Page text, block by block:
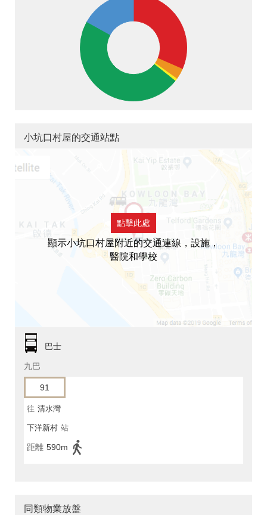
小坑口村屋的交通站點
點擊此處
顯示小坑口村屋附近的交通連線，設施，
醫院和學校
巴士
九巴
91
往 清水灣
下洋新村 站
距離 590m
同類物業放盤